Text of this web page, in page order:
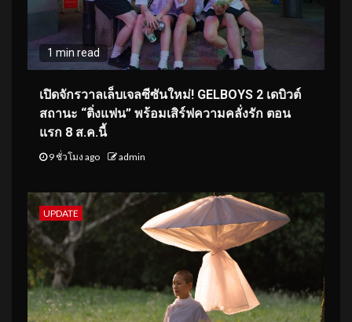
1 min read
เปิดจักรวาลเล็บเจลซีซันใหม่! GELBOYS 2 เดบิวต์
สถานะ “ติ่งแฟน” พร้อมเสิร์ฟความคลั่งรัก ตอน
แรก 8 ส.ค.นี้
9 ชั่วโมง ago admin
UPDATE